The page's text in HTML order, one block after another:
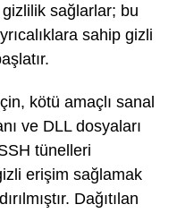
gizlilik sağlarlar; bu
sahip gizli
kötü amaçlı sanal
ve DLL dosyaları
tünelleri
erişim sağlamak
Dağıtılan